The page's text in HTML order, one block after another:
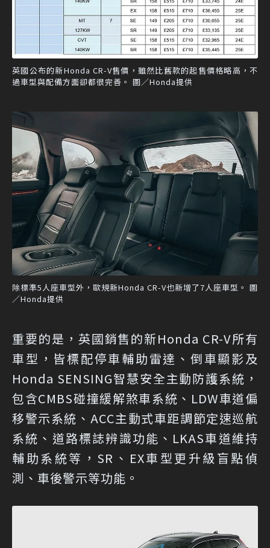
英國公布的新Honda CR-V售價，雖然比舊款的起售價格略高，不
過車型與配備方面卻都很完善。 圖／Honda提供
除標準5人座車型外，歐規新Honda CR-V也新增了7人座車型。 圖
／Honda提供
重要的是，英國銷售的新Honda CR-V所有
車型，皆標配停車輔助雷達、倒車顯影及
Honda SENSING智慧安全主動防護系統，
包含CMBS碰撞緩解煞車系統、LDW車道偏
移警示系統、ACC主動式車距調節定速巡航
系統、道路標誌辨識功能、LKAS車道維持
輔助系統等，SR、EX車型更升級盲點偵
測、車後警示等功能。